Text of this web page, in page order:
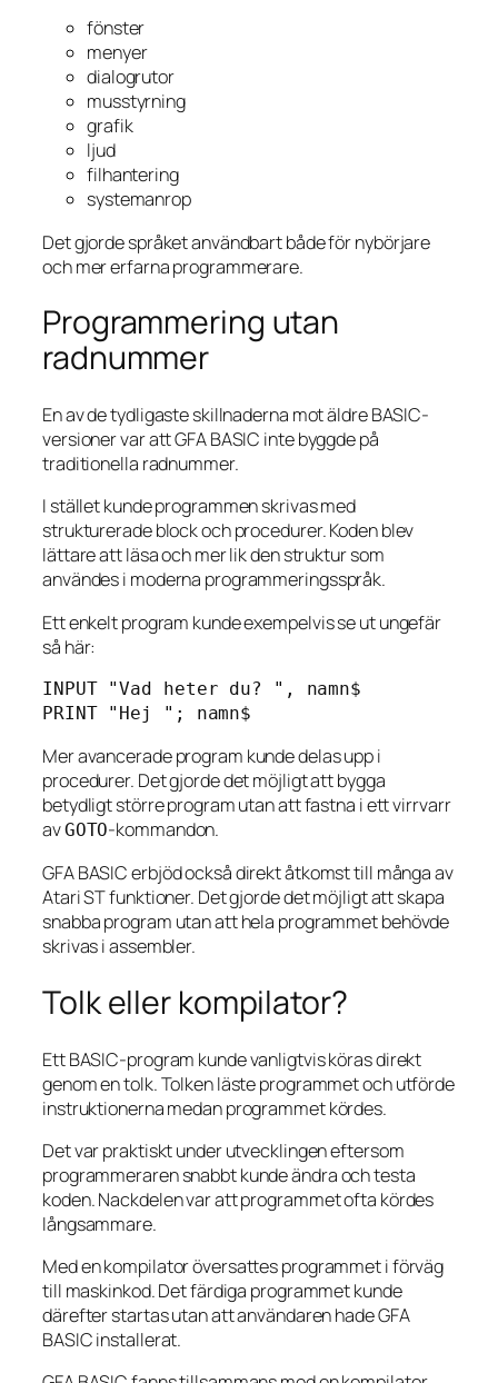
fönster
menyer
dialogrutor
musstyrning
grafik
ljud
filhantering
systemanrop
Det gjorde språket användbart både för nybörjare
och mer erfarna programmerare.
Programmering utan
radnummer
En av de tydligaste skillnaderna mot äldre BASIC-
versioner var att GFA BASIC inte byggde på
traditionella radnummer.
I stället kunde programmen skrivas med
strukturerade block och procedurer. Koden blev
lättare att läsa och mer lik den struktur som
användes i moderna programmeringsspråk.
Ett enkelt program kunde exempelvis se ut ungefär
så här:
INPUT "Vad heter du? ", namn$
Mer avancerade program kunde delas upp i
procedurer. Det gjorde det möjligt att bygga
betydligt större program utan att fastna i ett virrvarr
avGOTO-kommandon.
GFA BASIC erbjöd också direkt åtkomst till många av
Atari ST funktioner. Det gjorde det möjligt att skapa
snabba program utan att hela programmet behövde
skrivas i assembler.
Tolk eller kompilator?
Ett BASIC-program kunde vanligtvis köras direkt
genom en tolk. Tolken läste programmet och utförde
instruktionerna medan programmet kördes.
Det var praktiskt under utvecklingen eftersom
programmeraren snabbt kunde ändra och testa
koden. Nackdelen var att programmet ofta kördes
långsammare.
Med en kompilator översattes programmet i förväg
till maskinkod. Det färdiga programmet kunde
därefter startas utan att användaren hade GFA
BASIC installerat.